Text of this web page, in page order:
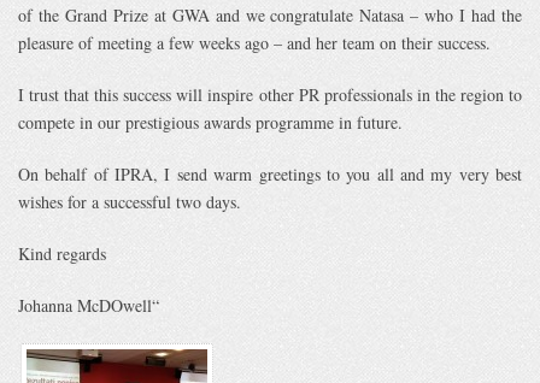
of the Grand Prize at GWA and we congratulate Natasa – who I had the
pleasure of meeting a few weeks ago – and her team on their success.
I trust that this success will inspire other PR professionals in the region to
compete in our prestigious awards programme in future.
On behalf of IPRA, I send warm greetings to you all and my very best
wishes for a successful two days.
Kind regards
Johanna McDOwell“